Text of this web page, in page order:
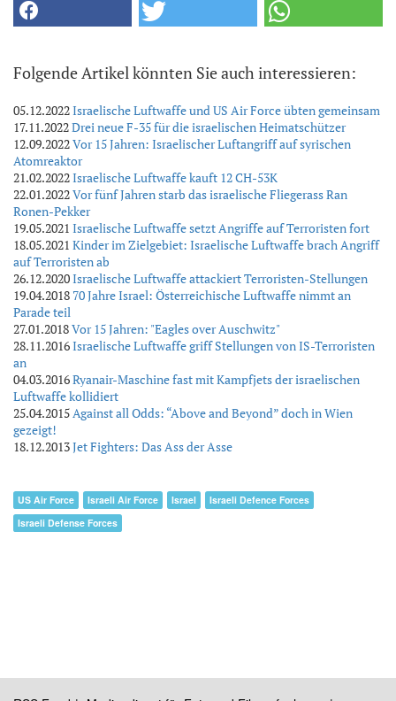
Folgende Artikel könnten Sie auch interessieren:
05.12.2022Israelische Luftwaffe und US Air Force übten gemeinsam
17.11.2022Drei neue F-35 für die israelischen Heimatschützer
12.09.2022Vor 15 Jahren: Israelischer Luftangriff auf syrischen
Atomreaktor
21.02.2022Israelische Luftwaffe kauft 12 CH-53K
22.01.2022Vor fünf Jahren starb das israelische Fliegerass Ran
Ronen-Pekker
19.05.2021 Israelische Luftwaffe setzt Angriffe auf Terroristen fort
18.05.2021 Kinder im Zielgebiet: Israelische Luftwaffe brach Angriff
auf Terroristen ab
26.12.2020Israelische Luftwaffe attackiert Terroristen-Stellungen
19.04.2018 70 Jahre Israel: Österreichische Luftwaffe nimmt an
Parade teil
27.01.2018Vor 15 Jahren: "Eagles over Auschwitz"
28.11.2016Israelische Luftwaffe griff Stellungen von IS-Terroristen
an
04.03.2016Ryanair-Maschine fast mit Kampfjets der israelischen
Luftwaffe kollidiert
25.04.2015Against all Odds: “Above and Beyond” doch in Wien
gezeigt!
18.12.2013Jet Fighters: Das Ass der Asse
US Air Force Israeli Air Force Israel
Israeli Defence Forces
Israeli Defense Forces